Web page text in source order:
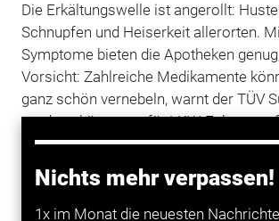
Nichts mehr verpassen!
1x im Monat die neuesten
Die Erkältungswelle ist angerollt:
Schnupfen und Heiserkeit allerorten.
Symptome bieten die Apotheken
Vorsicht: Zahlreiche Medikamente
ganz schön vernebeln, warnt der TÜV
es, dann könnte es fürLKW-Fahrer
geben. Verkehrsexperte Gerhard Laub
TÜV Süd Life Service GmbH: "Die
macht hier keinen Unterschied zwischen
Medikamenten und Drogen."